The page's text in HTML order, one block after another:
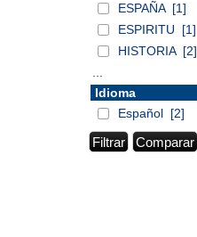
ESPAÑA [1]
ESPIRITU
[1]
HISTORIA [2]
Idioma
Español [2]